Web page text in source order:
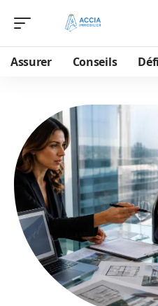
Assurer Conseils